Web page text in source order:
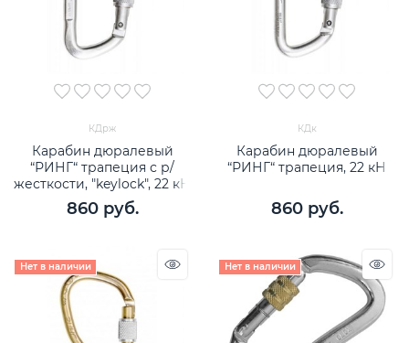
КДрж
Карабин дюралевый
“РИНГ“ трапеция с р/
жесткости, "keylock", 22 кН
860 руб.
КДк
Карабин дюралевый
“РИНГ“ трапеция, 22 кН
860 руб.
Нет в наличии Нет в наличии